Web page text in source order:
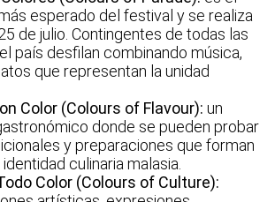
esperado del festival y se realiza
de julio. Contingentes de todas las
país desfilan combinando música,
que representan la unidad
Color (Colours of Flavour): un
donde se pueden probar
y preparaciones que forman
culinaria malasia.
Color (Colours of Culture):